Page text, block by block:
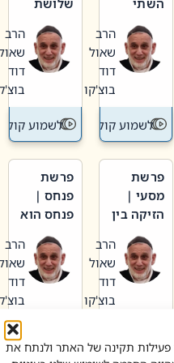
תקינה של האתר ולנתח את
וערב של
חיינו
הרב
שאול
דוד
בוצ'קו
לשמוע קול תורה – מדרש
האבות
הרב
שאול
דוד
בוצ'קו
לשמוע קול
פרשת
מסעי |
הזיקה בין
הגדול לעם הרב
שאול
דוד
בוצ'קו
לשמוע קול תורה – מדרש
פרשת
פנחס |
פנחס הוא
אליהו: בין
קנאות
הורסת
לקנאות
בונה
הרב
שאול
דוד
בוצ'קו
לשמוע קול